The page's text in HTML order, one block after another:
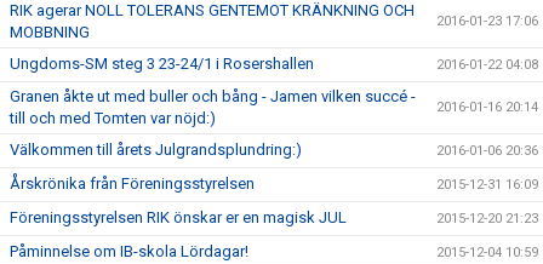
RIK agerar NOLL TOLERANS GENTEMOT KRÄNKNING OCH
MOBBNING
2016-01-23 17:06
Ungdoms-SM steg 3 23-24/1 i Rosershallen 2016-01-22 04:08
Granen åkte ut med buller och bång - Jamen vilken succé -
till och med Tomten var nöjd:)
2016-01-16 20:14
Välkommen till årets Julgrandsplundring:) 2016-01-06 20:36
Årskrönika från Föreningsstyrelsen 2015-12-31 16:09
Föreningsstyrelsen RIK önskar er en magisk JUL 2015-12-20 21:23
Påminnelse om IB-skola Lördagar! 2015-12-04 10:59